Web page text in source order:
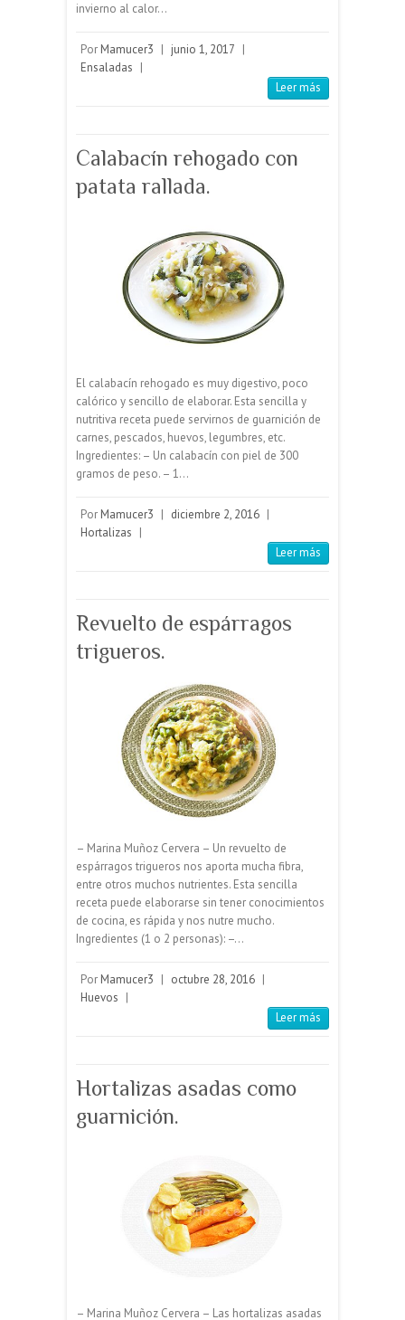
invierno al calor…
Por Mamucer3 | junio 1, 2017 |
Ensaladas |
Leer más
Calabacín rehogado con
patata rallada.
El calabacín rehogado es muy digestivo, poco
calórico y sencillo de elaborar. Esta sencilla y
nutritiva receta puede servirnos de guarnición de
carnes, pescados, huevos, legumbres, etc.
Ingredientes: – Un calabacín con piel de 300
gramos de peso. – 1…
Por Mamucer3 | diciembre 2, 2016 |
Hortalizas |
Leer más
Revuelto de espárragos
trigueros.
– Marina Muñoz Cervera – Un revuelto de
espárragos trigueros nos aporta mucha fibra,
entre otros muchos nutrientes. Esta sencilla
receta puede elaborarse sin tener conocimientos
de cocina, es rápida y nos nutre mucho.
Ingredientes (1 o 2 personas): –…
Por Mamucer3 | octubre 28, 2016 |
Huevos |
Leer más
Hortalizas asadas como
guarnición.
– Marina Muñoz Cervera – Las hortalizas asadas